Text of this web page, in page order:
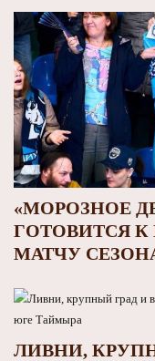
«МОРОЗНОЕ
ГОТОВИТСЯ
МАТЧУ
ЛИВНИ,